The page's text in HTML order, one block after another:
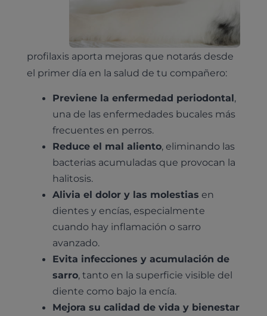
profilaxis aporta mejoras que notarás desde
el primer día en la salud de tu compañero:
Previene la enfermedad periodontal,
una de las enfermedades bucales más
frecuentes en perros.
Reduce el mal aliento, eliminando las
bacterias acumuladas que provocan la
halitosis.
Alivia el dolor y las molestias en
dientes y encías, especialmente
cuando hay inflamación o sarro
avanzado.
Evita infecciones y acumulación de
sarro, tanto en la superficie visible del
diente como bajo la encía.
Mejora su calidad de vida y bienestar